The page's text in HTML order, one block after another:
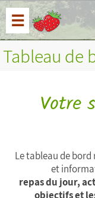
☰
Tableau de
Votre
Le tableau de
et
repas du jour,
objectifs et